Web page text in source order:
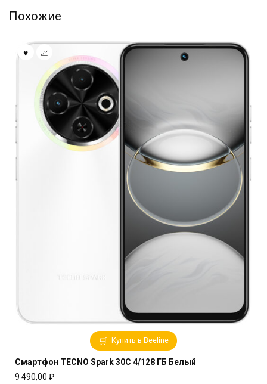
Похожие
Купить в Beeline
Смартфон TECNO Spark 30C 4/128 ГБ Белый
9 490,00 ₽